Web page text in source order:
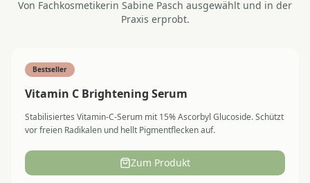
Von Fachkosmetikerin Sabine Pasch ausgewählt und in der
Praxis erprobt.
Bestseller
Vitamin C Brightening Serum
Stabilisiertes Vitamin-C-Serum mit 15% Ascorbyl Glucoside. Schützt
vor freien Radikalen und hellt Pigmentflecken auf.
Zum Produkt